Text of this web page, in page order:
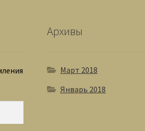
Архивы
Март 2018
Январь 2018